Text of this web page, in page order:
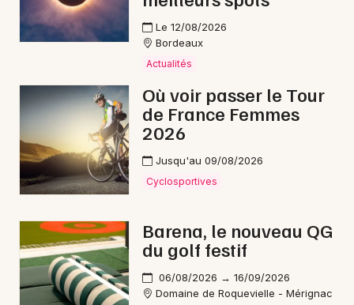
Newsletter des sorties
Artistes en tournée
Actus à Bazas
Magazine à Bazas
Le 12/08/2026
Bordeaux
Actualités
Où voir passer le Tour
de France Femmes
2026
Jusqu'au 09/08/2026
Cyclosportives
Barena, le nouveau QG
du golf festif
06/08/2026 → 16/09/2026
Domaine de Roquevielle - Mérignac